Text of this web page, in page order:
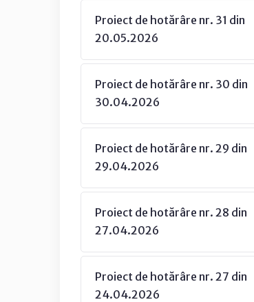
Proiect de hotărâre nr. 31 din
20.05.2026
Proiect de hotărâre nr. 30 din
30.04.2026
Proiect de hotărâre nr. 29 din
29.04.2026
Proiect de hotărâre nr. 28 din
27.04.2026
Proiect de hotărâre nr. 27 din
24.04.2026